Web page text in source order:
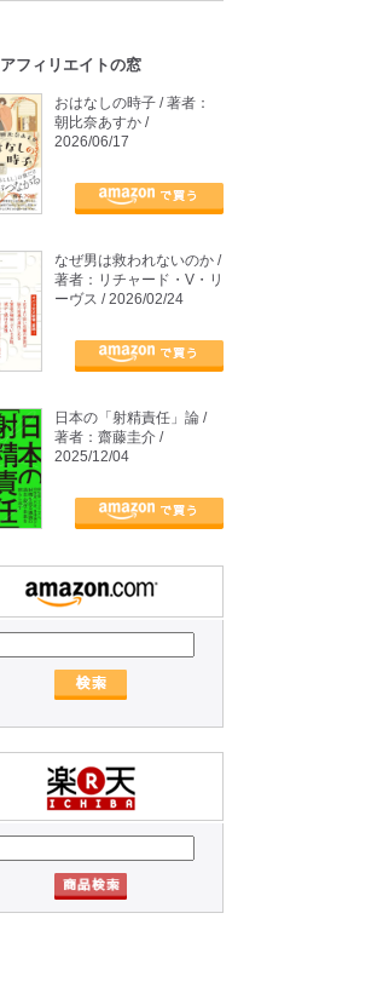
アフィリエイトの窓
おはなしの時子 / 著者：
朝比奈あすか /
2026/06/17
なぜ男は救われないのか /
著者：リチャード・V・リ
ーヴス / 2026/02/24
日本の「射精責任」論 /
著者：齋藤圭介 /
2025/12/04